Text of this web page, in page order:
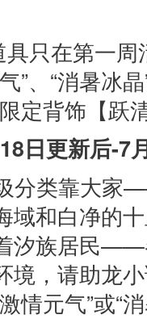
具只在第一
”、“消暑冰
定背饰【跃
日更新后-7
分类靠大家
域和白净的
汐族居民
境，请助龙
情元气”或“